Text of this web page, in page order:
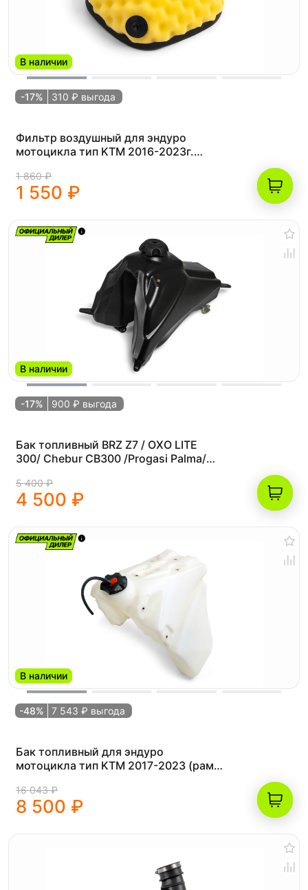
В наличии
-17% 310 ₽ выгода
Фильтр воздушный для эндуро
мотоцикла тип KTM 2016-2023г.
1 860 ₽
1 550 ₽
В наличии
-17% 900 ₽ выгода
Бак топливный BRZ Z7 / OXO LITE
300/ Chebur CB300 /Progasi Palma/
5 400 ₽
4 500 ₽
В наличии
-48% 7 543 ₽ выгода
Бак топливный для эндуро
мотоцикла тип KTM 2017-2023 (рама
16 043 ₽
8 500 ₽